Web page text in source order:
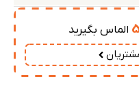
الماس بگیرید